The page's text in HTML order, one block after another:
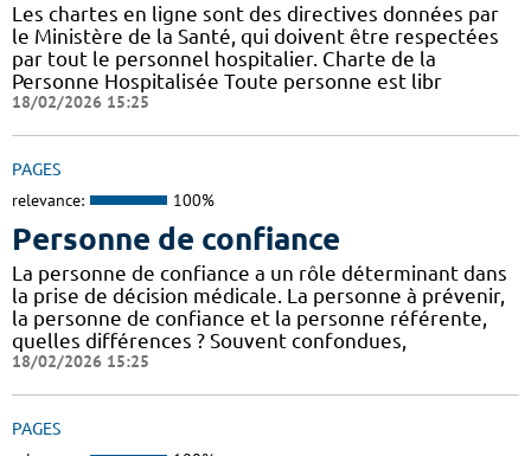
Les chartes en ligne sont des directives données par
le Ministère de la Santé, qui doivent être respectées
par tout le personnel hospitalier. Charte de la
Personne Hospitalisée Toute personne est libr
18/02/2026 15:25
PAGES
relevance: 100%
Personne de confiance
La personne de confiance a un rôle déterminant dans
la prise de décision médicale. La personne à prévenir,
la personne de confiance et la personne référente,
quelles différences ? Souvent confondues,
18/02/2026 15:25
PAGES